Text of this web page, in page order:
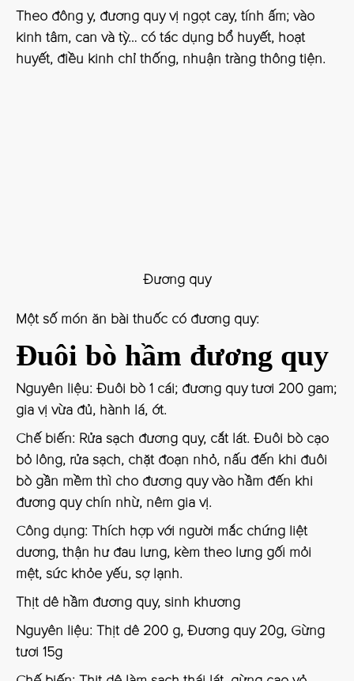
Theo đông y, đương quy vị ngọt cay, tính ấm; vào
kinh tâm, can và tỳ… có tác dụng bổ huyết, hoạt
huyết, điều kinh chỉ thống, nhuận tràng thông tiện.
Đương quy
Một số món ăn bài thuốc có đương quy:
Đuôi bò hầm đương quy
Nguyên liệu: Đuôi bò 1 cái; đương quy tươi 200 gam;
gia vị vừa đủ, hành lá, ớt.
Chế biến: Rửa sạch đương quy, cắt lát. Đuôi bò cạo
bỏ lông, rửa sạch, chặt đoạn nhỏ, nấu đến khi đuôi
bò gần mềm thì cho đương quy vào hầm đến khi
đương quy chín nhừ, nêm gia vị.
Công dụng: Thích hợp với người mắc chứng liệt
dương, thận hư đau lưng, kèm theo lưng gối mỏi
mệt, sức khỏe yếu, sợ lạnh.
Thịt dê hầm đương quy, sinh khương
Nguyên liệu: Thịt dê 200 g, Đương quy 20g, Gừng
tươi 15g